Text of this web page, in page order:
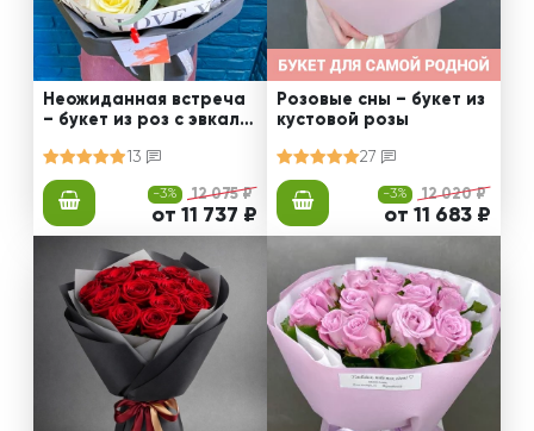
Неожиданная встреча
– букет из роз с эвкали
13
-3% 12 075 ₽
от 11 737 ₽
Розовые сны – букет из
кустовой розы
27
-3% 12 020 ₽
от 11 683 ₽